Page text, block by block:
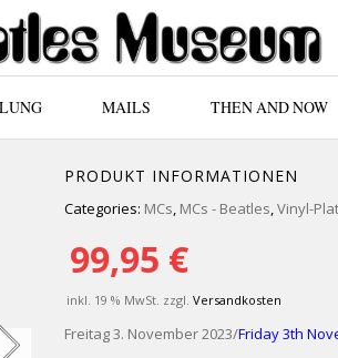
MAILS THEN AND NOW
PRODUKT INFORMATIONEN
Categories: MCs, MCs - Beatles,Vinyl-
99,95 €
inkl. 19 % MwSt. zzgl. Versandkosten
Freitag 3. November 2023/Friday 3th